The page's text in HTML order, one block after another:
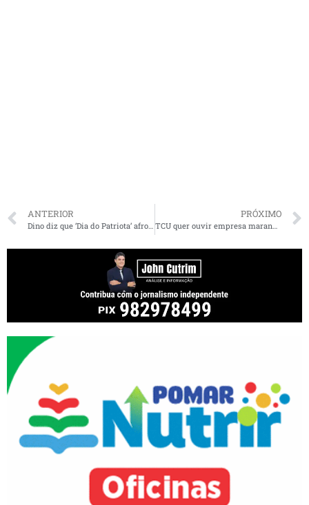
ANTERIOR
Dino diz que ‘Dia do Patriota’ afronta a democracia e cobra anulação da lei
PRÓXIMO
TCU quer ouvir empresa maranhense suspeita de cartel na Codevasf